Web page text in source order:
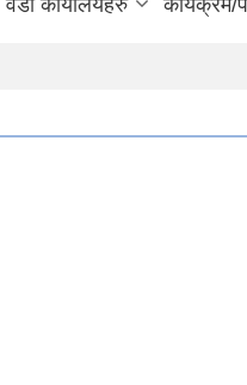
वडा कार्यालयहरु कार्यक्रम/